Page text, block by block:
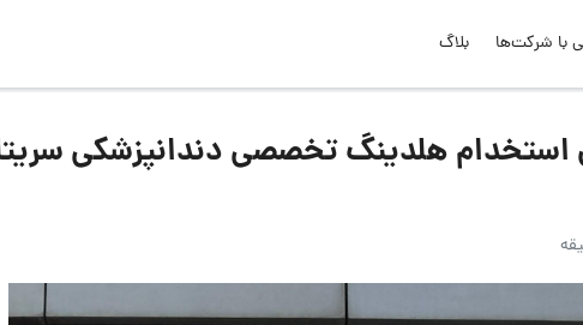
با شرکت‌ها بلاگ
هلدینگ تخصصی دندانپزشکی